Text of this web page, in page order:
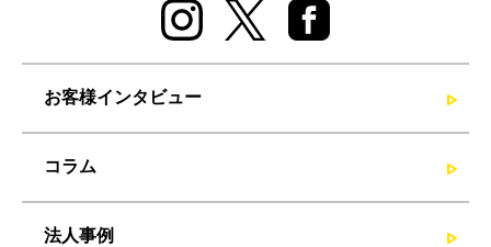
お客様インタビュー
コラム
法人事例